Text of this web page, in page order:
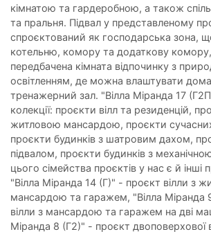
кімнатою та гардеробною, а також
та пральня. Підвал у представленому
спроєктований як господарська зона,
котельню, комору та додаткову
передбачена кімната відпочинку з
освітленням, де можна влаштувати
тренажерний зал. "Вілла Міранда 17
колекції: проєкти вілл та резиденцій,
житловою мансардою, проєкти
проєкти будинків з шатровим дахом,
підвалом, проєкти будинків з
цього сімейства проєктів у нас є й інші
"Вілла Міранда 14 (Г)" - проєкт вілли з
мансардою та гаражем, "Вілла Міранда
вілли з мансардою та гаражем на дві
Міранда 8 (Г2)" - проєкт двоповерхової